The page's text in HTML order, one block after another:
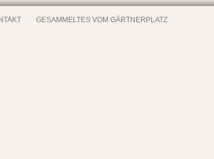
GESAMMELTES VOM GÄRTNERPLATZ